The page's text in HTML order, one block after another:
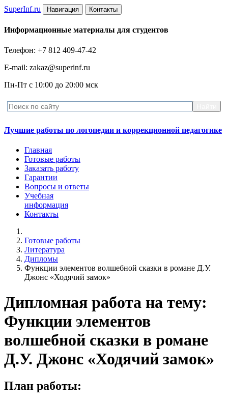
SuperInf.ru Навигация Контакты
Информационные материалы для студентов
Телефон: +7 812 409-47-42
E-mail: zakaz@superinf.ru
Пн-Пт с 10:00 до 20:00 мск
Лучшие работы по логопедии и коррекционной педагогике
Главная
Готовые работы
Заказать работу
Гарантии
Вопросы и ответы
Учебная
информация
Контакты
Готовые работы
Литература
Дипломы
Функции элементов волшебной сказки в романе Д.У.
Джонс «Ходячий замок»
Дипломная работа на тему:
Функции элементов
волшебной сказки в романе
Д.У. Джонс «Ходячий замок»
План работы: